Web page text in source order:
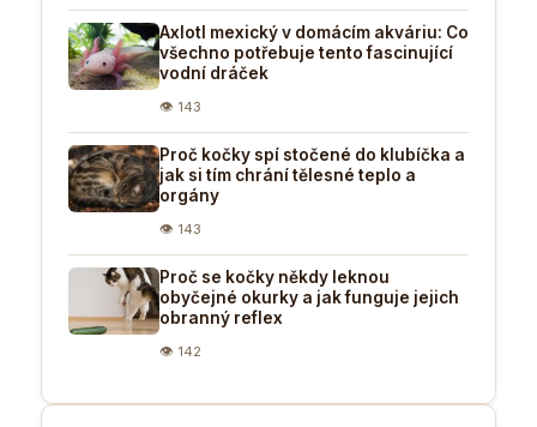
Axlotl mexický v domácím akváriu: Co
všechno potřebuje tento fascinující
vodní dráček
👁 143
Proč kočky spí stočené do klubíčka a
jak si tím chrání tělesné teplo a
orgány
👁 143
Proč se kočky někdy leknou
obyčejné okurky a jak funguje jejich
obranný reflex
👁 142